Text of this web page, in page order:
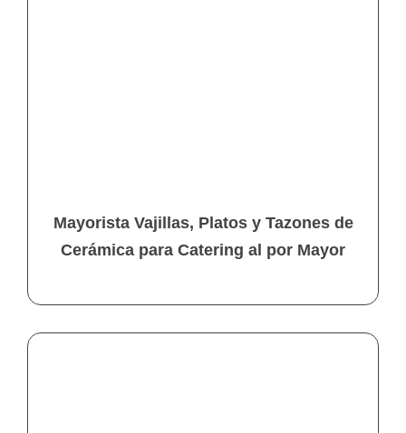
Mayorista Vajillas, Platos y Tazones de
Cerámica para Catering al por Mayor